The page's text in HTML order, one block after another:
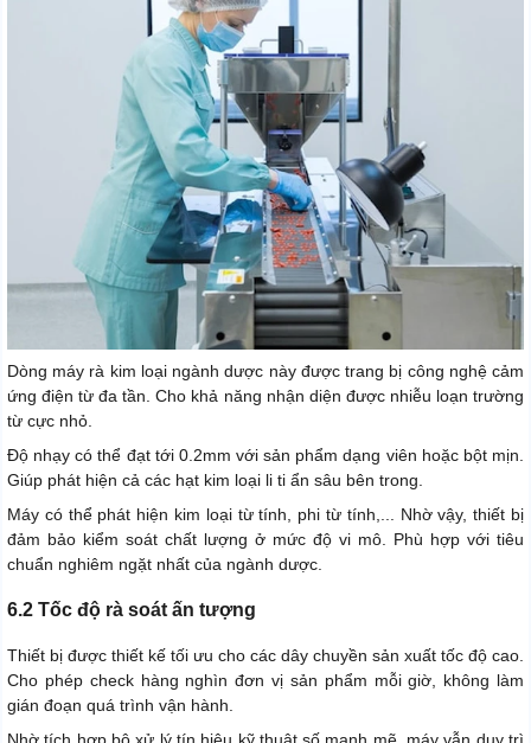
Dòng máy rà kim loại ngành dược này được trang bị công nghệ cảm
ứng điện từ đa tần. Cho khả năng nhận diện được nhiễu loạn trường
từ cực nhỏ.
Độ nhạy có thể đạt tới 0.2mm với sản phẩm dạng viên hoặc bột mịn.
Giúp phát hiện cả các hạt kim loại li ti ẩn sâu bên trong.
Máy có thể phát hiện kim loại từ tính, phi từ tính,... Nhờ vậy, thiết bị
đảm bảo kiểm soát chất lượng ở mức độ vi mô. Phù hợp với tiêu
chuẩn nghiêm ngặt nhất của ngành dược.
6.2 Tốc độ rà soát ấn tượng
Thiết bị được thiết kế tối ưu cho các dây chuyền sản xuất tốc độ cao.
Cho phép check hàng nghìn đơn vị sản phẩm mỗi giờ, không làm
gián đoạn quá trình vận hành.